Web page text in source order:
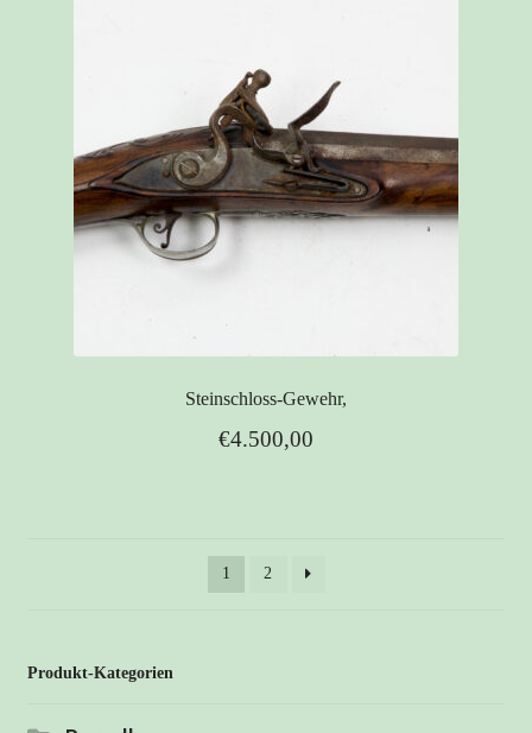
Steinschloss-Gewehr,
€4.500,00
1 2
Produkt-Kategorien